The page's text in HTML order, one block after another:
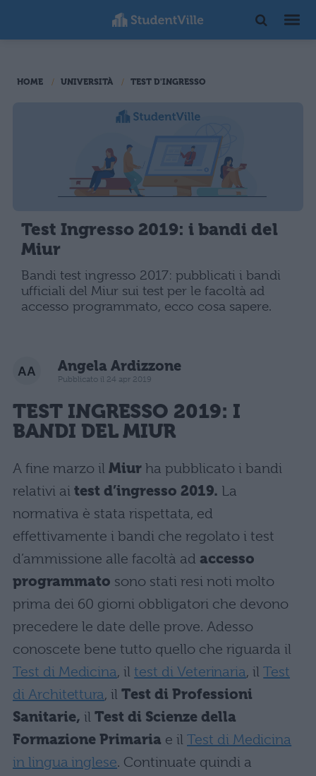
HOME UNIVERSITÀ TEST D'INGRESSO
Test Ingresso 2019: i bandi del
Miur
Bandi test ingresso 2017: pubblicati i bandi
ufficiali del Miur sui test per le facoltà ad
accesso programmato, ecco cosa sapere.
Angela Ardizzone
Pubblicato il 24 apr 2019
TEST INGRESSO 2019: I
BANDI DEL MIUR
A fine marzo il Miur ha pubblicato i bandi
relativi ai test d’ingresso 2019. La
normativa è stata rispettata, ed
effettivamente i bandi che regolato i test
d’ammissione alle facoltà ad accesso
programmato sono stati resi noti molto
prima dei 60 giorni obbligatori che devono
precedere le date delle prove. Adesso
conoscete bene tutto quello che riguarda il
Test di Medicina, iltest di Veterinaria, ilTest
di Architettura, ilTest di Professioni
Sanitarie, il Test di Scienze della
Formazione Primaria e il Test di Medicina
in lingua inglese. Continuate quindi a